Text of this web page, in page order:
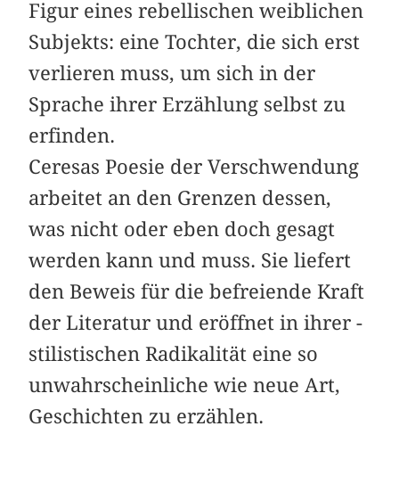
Figur eines rebellischen weiblichen
Subjekts: eine Tochter, die sich erst
verlieren muss, um sich in der
Sprache ihrer Erzählung selbst zu
erfinden.
Ceresas Poesie der Verschwendung
arbeitet an den Grenzen dessen,
was nicht oder eben doch gesagt
werden kann und muss. Sie liefert
den Beweis für die befreiende Kraft
der Literatur und eröffnet in ihrer ­
stilistischen Radikalität eine so
unwahrscheinliche wie neue Art,
Geschichten zu erzählen.